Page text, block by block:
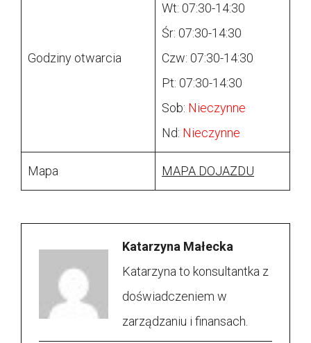
Godziny otwarcia
Wt: 07:30-14:30
Śr: 07:30-14:30
Czw: 07:30-14:30
Pt: 07:30-14:30
Sob: Nieczynne
Nd: Nieczynne
Mapa MAPA DOJAZDU
Katarzyna Małecka
Katarzyna to konsultantka z
doświadczeniem w
zarządzaniu i finansach.